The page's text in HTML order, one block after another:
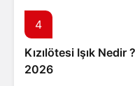
4
Kızılötesi Işık Nedir
2026